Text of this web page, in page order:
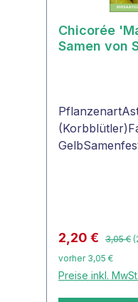
Chicorée
Samen von
Kultursaat
2,20 € 3,05 €
vorher 3,05 €
Preise inkl.